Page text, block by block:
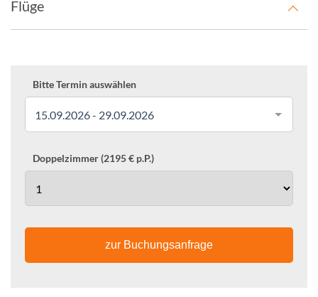
Flüge
Bitte Termin auswählen
15.09.2026 - 29.09.2026
Doppelzimmer (2195 € p.P.)
zur Buchungsanfrage